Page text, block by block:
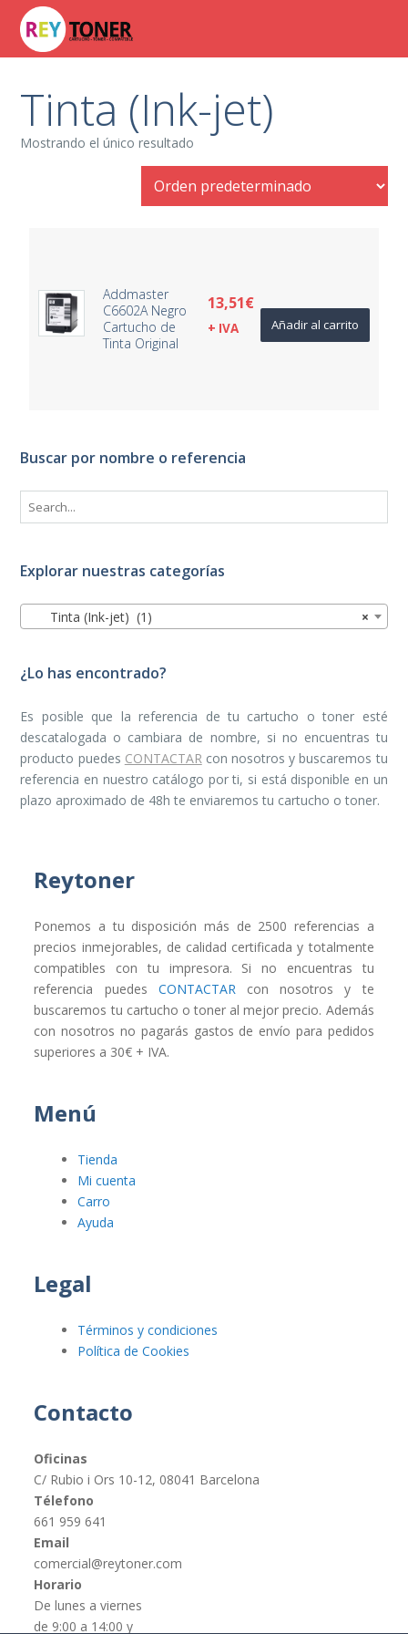
Tinta (Ink-jet)
Mostrando el único resultado
Addmaster
C6602A Negro
Cartucho de
Tinta Original
13,51€
+ IVA Añadir al carrito
Buscar por nombre o referencia
Explorar nuestras categorías
×
Tinta (Ink-jet) (1)
¿Lo has encontrado?
Es posible que la referencia de tu cartucho o toner esté
descatalogada o cambiara de nombre, si no encuentras tu
producto puedes CONTACTARcon nosotros y buscaremos tu
referencia en nuestro catálogo por ti, si está disponible en un
plazo aproximado de 48h te enviaremos tu cartucho o toner.
Reytoner
Ponemos a tu disposición más de 2500 referencias a
precios inmejorables, de calidad certificada y totalmente
compatibles con tu impresora. Si no encuentras tu
referencia puedes CONTACTARcon nosotros y te
buscaremos tu cartucho o toner al mejor precio. Además
con nosotros no pagarás gastos de envío para pedidos
superiores a 30€ + IVA.
Menú
Tienda
Mi cuenta
Carro
Ayuda
Legal
Términos y condiciones
Política de Cookies
Contacto
Oficinas
C/ Rubio i Ors 10-12, 08041 Barcelona
Télefono
661 959 641
Email
comercial@reytoner.com
Horario
De lunes a viernes
de 9:00 a 14:00 y